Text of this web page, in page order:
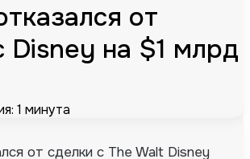
от
Disney на $1 млрд
1 минута
от сделки с The Walt Disney